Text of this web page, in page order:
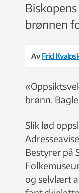
brønnen
Av Frid
brønn.
Slik lød
Bestyrer på
og selvlært